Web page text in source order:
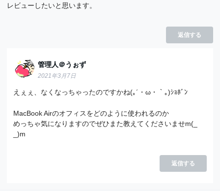
レビューしたいと思います。
返信する
管理人＠うぉず
2021年3月7日
えぇぇ、なくなっちゃったのですかね(｡´・ω・｀｡)ｼｮﾎﾞﾝ
MacBook Airのオフィスをどのように使われるのか
めっちゃ気になりますのでぜひまた教えてくださいませm(_
_)m
返信する